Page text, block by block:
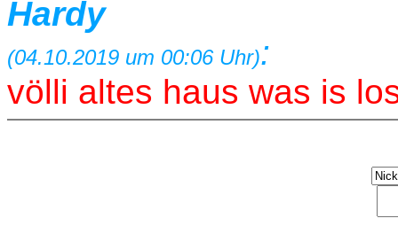
Hardy
(04.10.2019 um 00:06 Uhr):
völli altes haus was is